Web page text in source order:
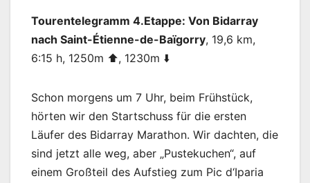
Tourentelegramm 4.Etappe: Von Bidarray
nach Saint-Étienne-de-Baïgorry, 19,6 km,
6:15 h, 1250m ⬆️, 1230m ⬇️
Schon morgens um 7 Uhr, beim Frühstück,
hörten wir den Startschuss für die ersten
Läufer des Bidarray Marathon. Wir dachten, die
sind jetzt alle weg, aber „Pustekuchen“, auf
einem Großteil des Aufstieg zum Pic d‘Iparia